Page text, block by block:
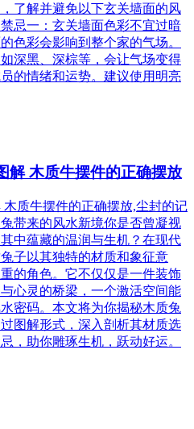
了解并避免以下玄关墙面的风
忌一：玄关墙面色彩不宜过暗
色彩会影响到整个家的气场。
深黑、深棕等，会让气场变得
的情绪和运势。建议使用明亮
解 木质牛摆件的正确摆放
质牛摆件的正确摆放,尘封的记
带来的风水新境你是否曾凝视
中蕴藏的温润与生机？在现代
子以其独特的材质和象征意
的角色。它不仅仅是一件装饰
心灵的桥梁，一个激活空间能
密码。本文将为你揭秘木质兔
图解形式，深入剖析其材质选
，助你雕琢生机，跃动好运。